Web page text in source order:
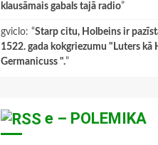
klausāmais gabals tajā radio”
gviclo: “Starp citu, Holbeins ir
1522. gada kokgriezumu "Luters kā
Germanicuss ".”
e – POLEMIKA